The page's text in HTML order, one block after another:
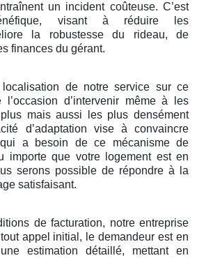
un incident coûteuse. C’est
visant à réduire les
la robustesse du rideau, de
finances du gérant.
de notre service sur ce
l’occasion d’intervenir même à les
mais aussi les plus densément
d’adaptation vise à convaincre
a besoin de ce mécanisme de
importe que votre logement est en
serons possible de répondre à la
satisfaisant.
de facturation, notre entreprise
appel initial, le demandeur est en
estimation détaillé, mettant en